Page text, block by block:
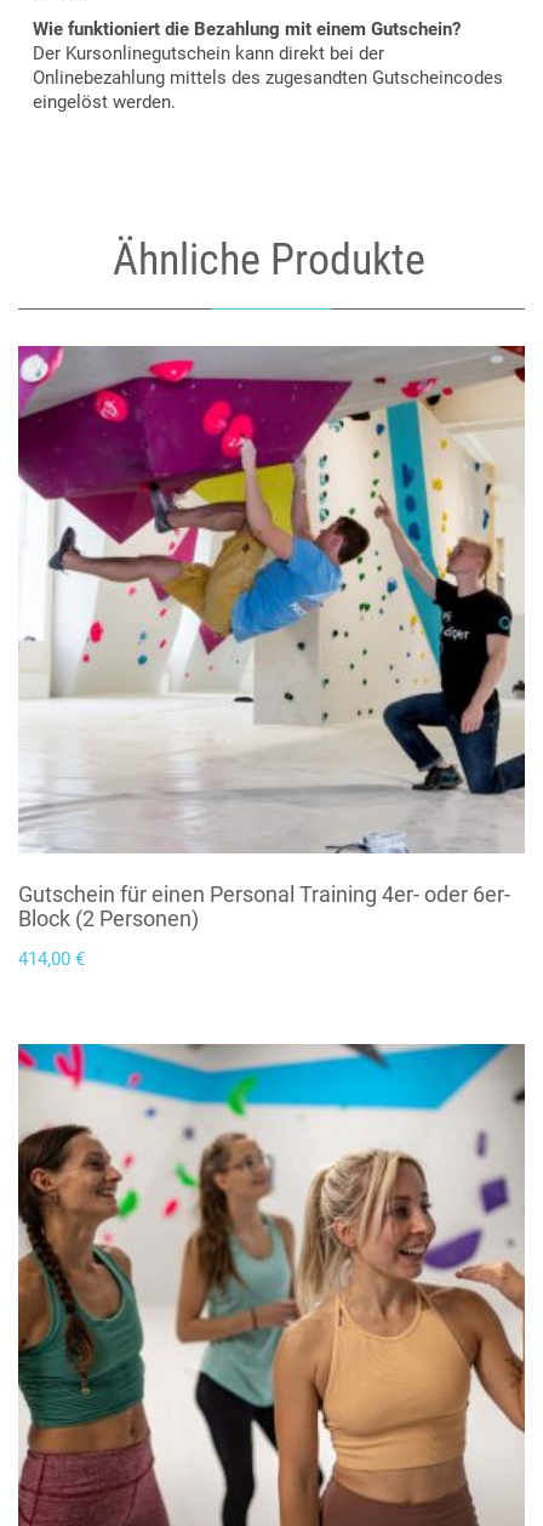
Wie funktioniert die Bezahlung mit einem Gutschein?
Der Kursonlinegutschein kann direkt bei der
Onlinebezahlung mittels des zugesandten Gutscheincodes
eingelöst werden.
Ähnliche Produkte
Gutschein für einen Personal Training 4er- oder 6er-
Block (2 Personen)
414,00 €